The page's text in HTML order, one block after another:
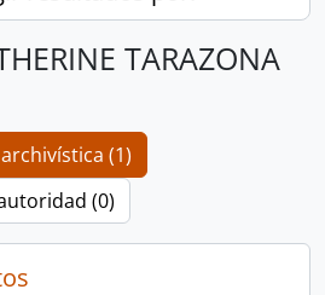
TARAZONA
(1)
(0)